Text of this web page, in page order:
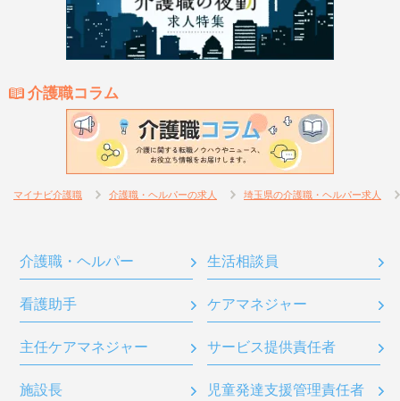
介護職コラム
マイナビ介護職 介護職・ヘルパーの求人 埼玉県の介護職・ヘルパー求人
介護職・ヘルパー 生活相談員
看護助手 ケアマネジャー
主任ケアマネジャー サービス提供責任者
施設長 児童発達支援管理責任者